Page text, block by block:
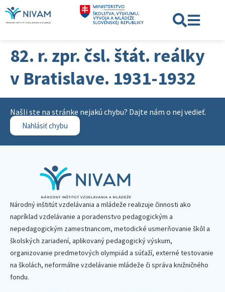
82. r. zpr. čsl. štát. reálky
v Bratislave. 1931-1932
Našli ste na stránke nejakú chybu? Dajte nám o nej vedieť.
Nahlásiť chybu
Národný inštitút vzdelávania a mládeže realizuje činnosti ako
napríklad vzdelávanie a poradenstvo pedagogickým a
nepedagogickým zamestnancom, metodické usmerňovanie škôl a
školských zariadení, aplikovaný pedagogický výskum,
organizovanie predmetových olympiád a súťaží, externé testovanie
na školách, neformálne vzdelávanie mládeže či správa knižničného
fondu.